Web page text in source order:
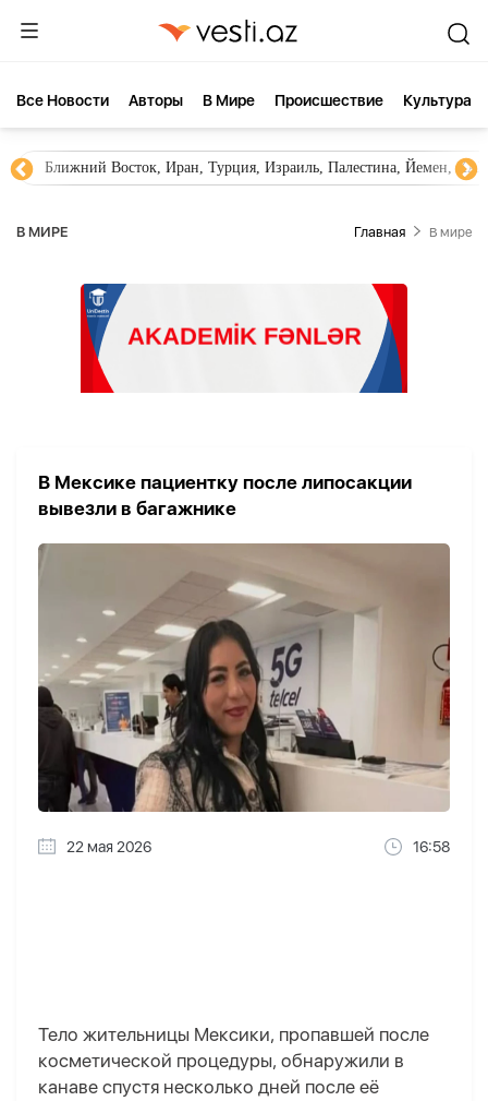
Все Новости Aвторы В Мире Происшествие Культура
Ближний Восток, Иран, Турция, Израиль, Палестина, Йемен,
В МИРЕ Главная В мире
В Мексике пациентку после липосакции
вывезли в багажнике
22 мая 2026 16:58
Тело жительницы Мексики, пропавшей после
косметической процедуры, обнаружили в
канаве спустя несколько дней после её